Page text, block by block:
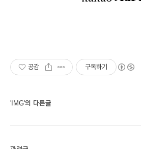
공감 구독하기
'IMG'의 다른글